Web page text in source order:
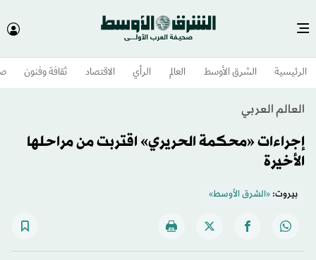
الرئيسية الشرق الأوسط​ العالم الرأي الاقتصاد ثقافة وفنون
العالم العربي
إجراءات «محكمة الحريري» اقتربت من مراحلها
الأخيرة
بيروت:«الشرق الأوسط»